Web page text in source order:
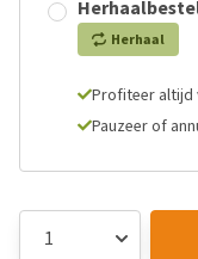
Herhaal
Profiteer altijd
Pauzeer of